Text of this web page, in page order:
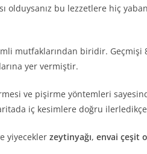
olduysanız bu lezzetlere hiç
mutfaklarından biridir. Geçmişi
yer vermiştir.
ve pişirme yöntemleri
iç kesimlere doğru
yiyecekler zeytinyağı, envai çeşit